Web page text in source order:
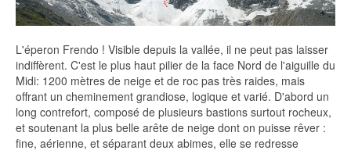
L'éperon Frendo ! Visible depuis la vallée, il ne peut pas laisser
indiffèrent. C'est le plus haut pilier de la face Nord de l'aiguille du
Midi: 1200 mètres de neige et de roc pas très raides, mais
offrant un cheminement grandiose, logique et varié. D'abord un
long contrefort, composé de plusieurs bastions surtout rocheux,
et soutenant la plus belle arête de neige dont on puisse rêver :
fine, aérienne, et séparant deux abimes, elle se redresse